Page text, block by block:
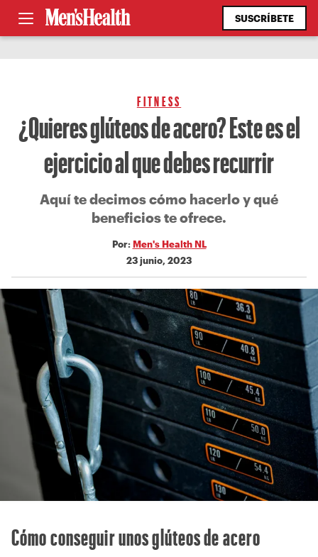
SUSCRÍBETE
FITNESS
¿Quieres glúteos de acero? Este es el
ejercicio al que debes recurrir
Aquí te decimos cómo hacerlo y qué
beneficios te ofrece.
Por: Men's Health NL
23 junio, 2023
Cómo conseguir unos glúteos de acero